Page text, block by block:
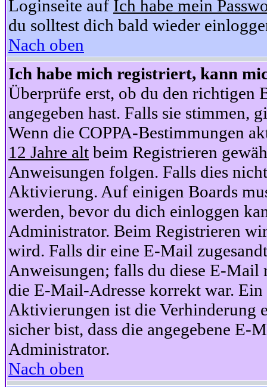
Loginseite auf Ich habe mein
du solltest dich bald wieder
Nach oben
Ich habe mich registriert, kann
Überprüfe erst, ob du den richtigen
angegeben hast. Falls sie stimmen,
Wenn die COPPA-Bestimmungen
12 Jahre alt beim Registrieren
Anweisungen folgen. Falls dies
Aktivierung. Auf einigen Boards
werden, bevor du dich einloggen
Administrator. Beim Registrieren
wird. Falls dir eine E-Mail
Anweisungen; falls du diese E-Mail
die E-Mail-Adresse korrekt war.
Aktivierungen ist die Verhinderung
sicher bist, dass die angegebene
Administrator.
Nach oben